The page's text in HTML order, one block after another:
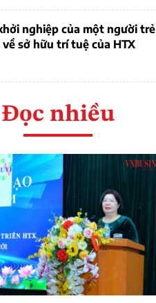
nghiệp của một người trẻ
sở hữu trí tuệ của HTX
Đọc nhiều